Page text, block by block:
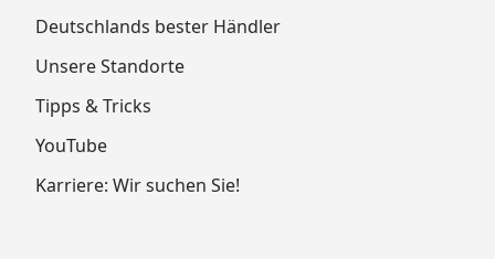
Deutschlands bester Händler
Unsere Standorte
Tipps & Tricks
YouTube
Karriere: Wir suchen Sie!